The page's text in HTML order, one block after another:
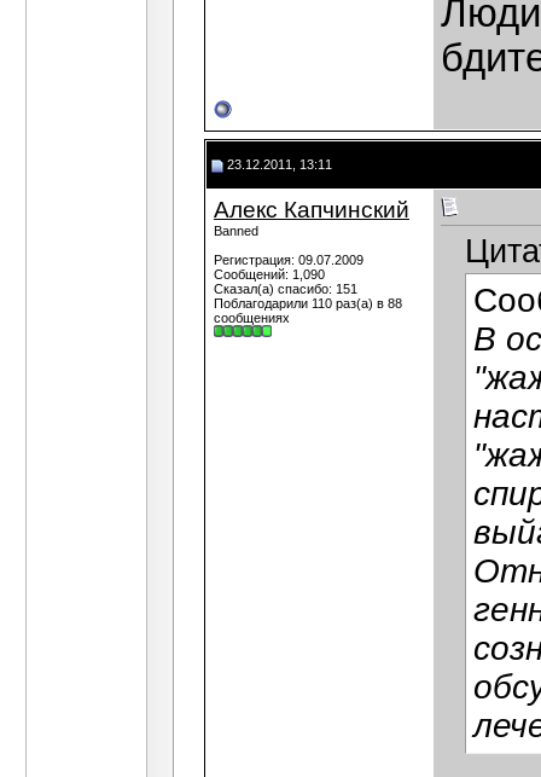
23.12.2011, 13:11
Алекс Капчинский
Banned
Регистрация: 09.07.2009
Сообщений: 1,090
Сказал(а) спасибо: 151
Поблагодарили 110 раз(а) в 88
сообщениях
В